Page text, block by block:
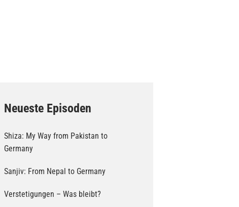
Neueste Episoden
Shiza: My Way from Pakistan to
Germany
Sanjiv: From Nepal to Germany
Verstetigungen – Was bleibt?